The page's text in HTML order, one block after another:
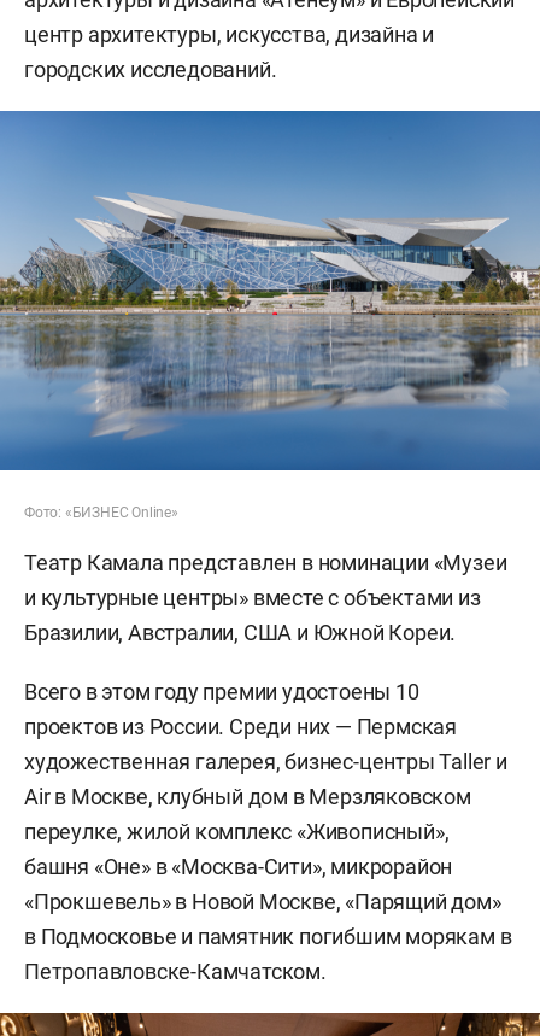
центр архитектуры, искусства, дизайна и
городских исследований.
Фото: «БИЗНЕС Online»
Театр Камала представлен в номинации «Музеи
и культурные центры» вместе с объектами из
Бразилии, Австралии, США и Южной Кореи.
Всего в этом году премии удостоены 10
проектов из России. Среди них — Пермская
художественная галерея, бизнес-центры Taller и
Air в Москве, клубный дом в Мерзляковском
переулке, жилой комплекс «Живописный»,
башня «Оне» в «Москва-Сити», микрорайон
«Прокшевель» в Новой Москве, «Парящий дом»
в Подмосковье и памятник погибшим морякам в
Петропавловске-Камчатском.